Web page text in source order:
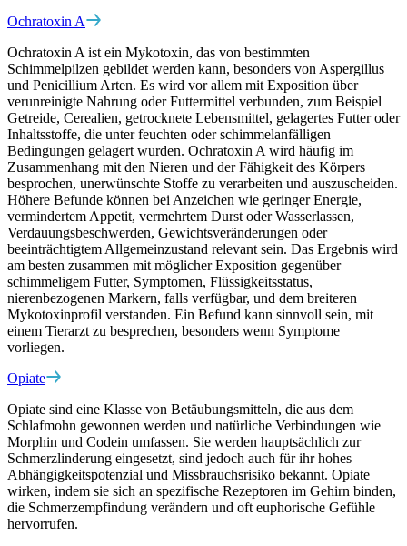
Ochratoxin A
Ochratoxin A ist ein Mykotoxin, das von bestimmten
Schimmelpilzen gebildet werden kann, besonders von Aspergillus
und Penicillium Arten. Es wird vor allem mit Exposition über
verunreinigte Nahrung oder Futtermittel verbunden, zum Beispiel
Getreide, Cerealien, getrocknete Lebensmittel, gelagertes Futter oder
Inhaltsstoffe, die unter feuchten oder schimmelanfälligen
Bedingungen gelagert wurden. Ochratoxin A wird häufig im
Zusammenhang mit den Nieren und der Fähigkeit des Körpers
besprochen, unerwünschte Stoffe zu verarbeiten und auszuscheiden.
Höhere Befunde können bei Anzeichen wie geringer Energie,
vermindertem Appetit, vermehrtem Durst oder Wasserlassen,
Verdauungsbeschwerden, Gewichtsveränderungen oder
beeinträchtigtem Allgemeinzustand relevant sein. Das Ergebnis wird
am besten zusammen mit möglicher Exposition gegenüber
schimmeligem Futter, Symptomen, Flüssigkeitsstatus,
nierenbezogenen Markern, falls verfügbar, und dem breiteren
Mykotoxinprofil verstanden. Ein Befund kann sinnvoll sein, mit
einem Tierarzt zu besprechen, besonders wenn Symptome
vorliegen.
Opiate
Opiate sind eine Klasse von Betäubungsmitteln, die aus dem
Schlafmohn gewonnen werden und natürliche Verbindungen wie
Morphin und Codein umfassen. Sie werden hauptsächlich zur
Schmerzlinderung eingesetzt, sind jedoch auch für ihr hohes
Abhängigkeitspotenzial und Missbrauchsrisiko bekannt. Opiate
wirken, indem sie sich an spezifische Rezeptoren im Gehirn binden,
die Schmerzempfindung verändern und oft euphorische Gefühle
hervorrufen.